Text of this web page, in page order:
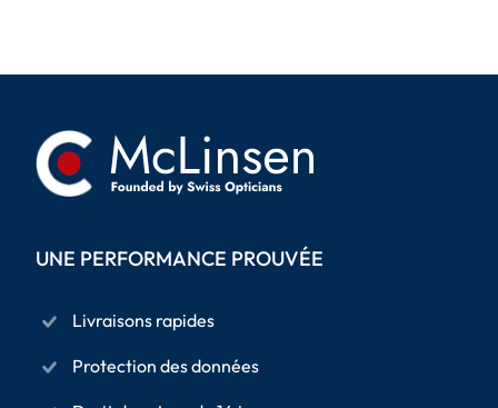
UNE PERFORMANCE PROUVÉE
Livraisons rapides
Protection des données